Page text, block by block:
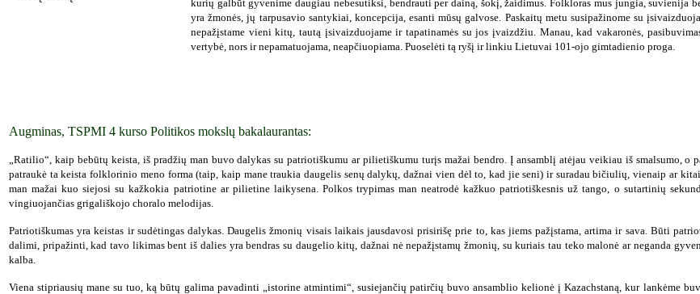
kurių galbūt gyvenime daugiau nebesutiksi, bendrauti per dainą, šokį, žaidimus. Folkloras mus jungia,
yra žmonės, jų tarpusavio santykiai, koncepcija, esanti mūsų galvose. Paskaitų metu susipažinome su
nepažįstame vieni kitų, tautą įsivaizduojame ir tapatinamės su jos įvaizdžiu. Manau, kad vakaronės,
vertybė, nors ir nepamatuojama, neapčiuopiama. Puoselėti tą ryšį ir linkiu Lietuvai 101-ojo gimtadienio proga.
Augminas, TSPMI 4 kurso Politikos mokslų bakalaurantas:
„Ratilio“, kaip bebūtų keista, iš pradžių man buvo dalykas su patriotiškumu ar pilietiškumu turįs mažai bendro. Į ansamblį atėjau veikiau iš smalsumo, o
patraukė ta keista folklorinio meno forma (taip, kaip mane traukia daugelis senų dalykų, dažnai vien dėl to, kad jie seni) ir suradau bičiulių, vienaip ar
man mažai kuo siejosi su kažkokia patriotine ar pilietine laikysena. Polkos trypimas man neatrodė kažkuo patriotiškesnis už tango, o sutartinių
vingiuojančias grigališkojo choralo melodijas.
Patriotiškumas yra keistas ir sudėtingas dalykas. Daugelis žmonių visais laikais jausdavosi prisirišę prie to, kas jiems pažįstama, artima ir sava. Būti
dalimi, pripažinti, kad tavo likimas bent iš dalies yra bendras su daugelio kitų, dažnai nė nepažįstamų žmonių, su kuriais tau teko malonė ar neganda
kalba.
Viena stipriausių mane su tuo, ką būtų galima pavadinti „istorine atmintimi“, susiejančių patirčių buvo ansamblio kelionė į Kazachstaną, kur lankėme